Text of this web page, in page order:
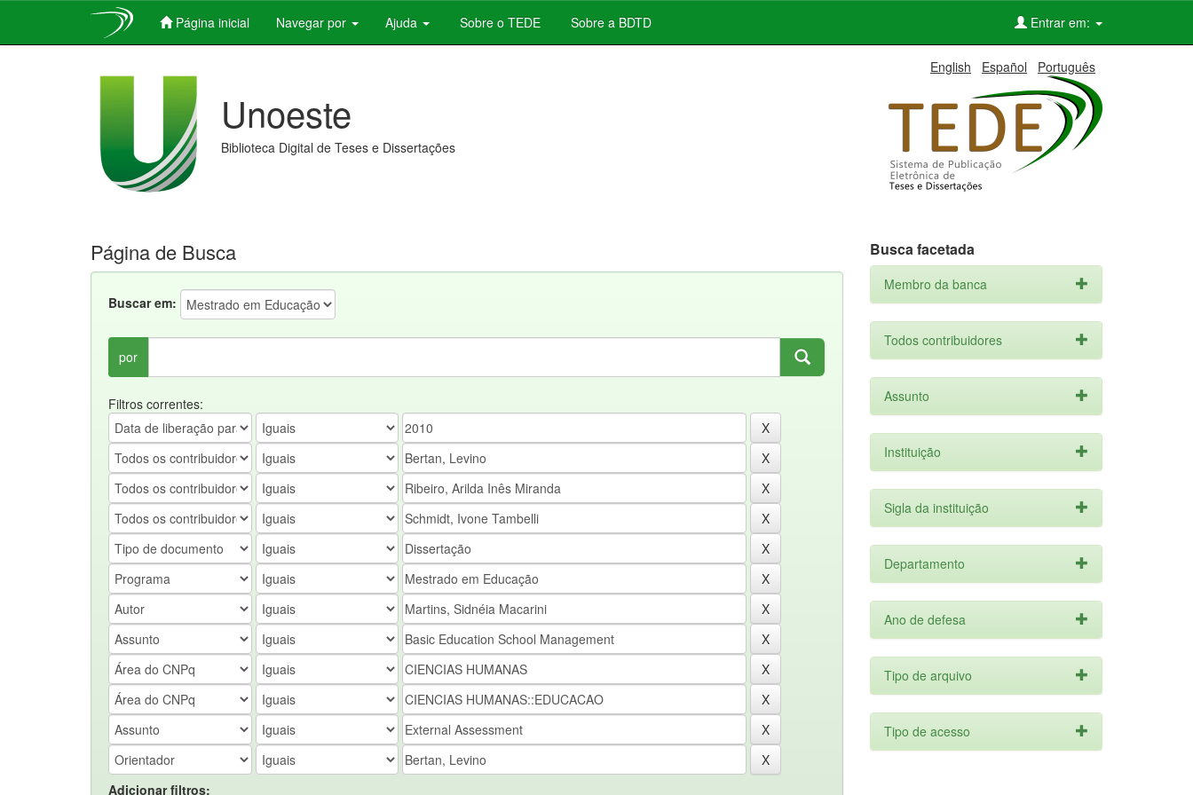
Página inicial Navegar por Ajuda Sobre o TEDE Sobre a BDTD Entrar em:
English Español Português
Unoeste
Biblioteca Digital de Teses e Dissertações
Página de Busca
Buscar em:
por
Filtros correntes:
Adicionar filtros:
Busca facetada
Membro da banca
Todos contribuidores
Assunto
Instituição
Sigla da instituição
Departamento
Ano de defesa
Tipo de arquivo
Tipo de acesso